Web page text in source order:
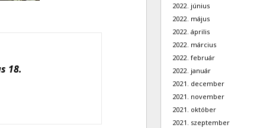
18.
2022. június
2022. május
2022. április
2022. március
2022. február
2022. január
2021. december
2021. november
2021. október
2021. szeptember